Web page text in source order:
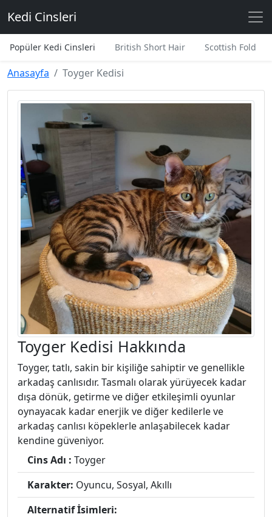
Kedi Cinsleri
Popüler Kedi Cinsleri British Short Hair Scottish Fold
Anasayfa Toyger Kedisi
Toyger Kedisi Hakkında
Toyger, tatlı, sakin bir kişiliğe sahiptir ve genellikle
arkadaş canlısıdır. Tasmalı olarak yürüyecek kadar
dışa dönük, getirme ve diğer etkileşimli oyunlar
oynayacak kadar enerjik ve diğer kedilerle ve
arkadaş canlısı köpeklerle anlaşabilecek kadar
kendine güveniyor.
Cins Adı : Toyger
Karakter: Oyuncu, Sosyal, Akıllı
Alternatif İsimleri: